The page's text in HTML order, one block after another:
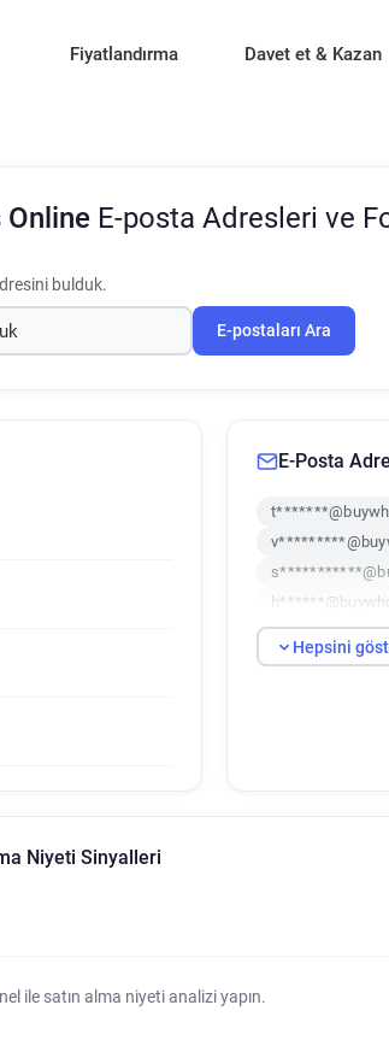
Fiyatlandırma Davet et & Kazan
Online E-posta Adresleri ve
bulduk.
E-postaları Ara
E-Posta
Hepsini
Niyeti Sinyalleri
ile satın alma niyeti analizi yapın.